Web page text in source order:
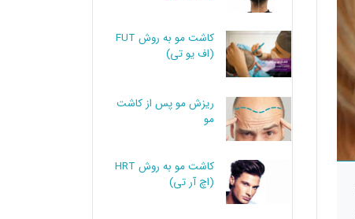
کاشت مو به روش FUT
(اف یو تی)
ریزش مو پس از کاشت
مو
کاشت مو به روش HRT
(اچ آر تی)